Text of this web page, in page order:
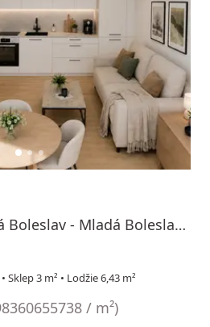
12 3
Jana Palacha, Mladá Boleslav - Mladá Boleslav, Středočeský kraj
3 m² • Lodžie 6,43 m²
/ m²)